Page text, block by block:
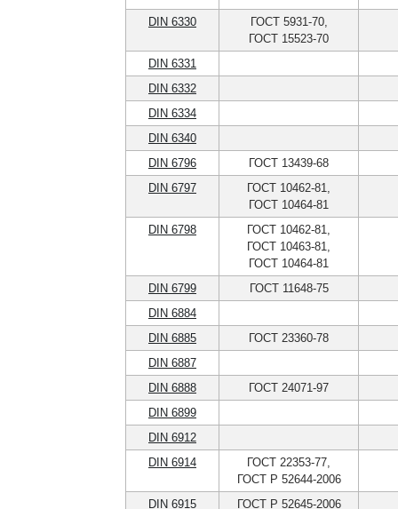
DIN 6330
ГОСТ 5931-70,
ГОСТ 15523-70
DIN 6331
DIN 6332
DIN 6334
DIN 6340
DIN 6796
ГОСТ 13439-68
DIN 6797
ГОСТ 10462-81,
ГОСТ 10464-81
DIN 6798
ГОСТ 10462-81,
ГОСТ 10463-81,
ГОСТ 10464-81
DIN 6799
ГОСТ 11648-75
DIN 6884
DIN 6885
ГОСТ 23360-78
DIN 6887
DIN 6888
ГОСТ 24071-97
DIN 6899
DIN 6912
DIN 6914
ГОСТ 22353-77,
ГОСТ Р 52644-2006
DIN 6915
ГОСТ Р 52645-2006